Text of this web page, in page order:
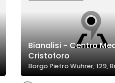
Bianalisi - Centro
Cristoforo
Borgo Pietro Wuhrer, 129,